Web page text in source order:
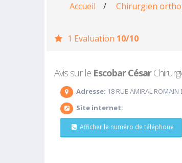
Accueil / Chirurgien
1 Evaluation 10/10
Avis sur le Escobar César
Adresse: 18 RUE AMIRAL ROMAIN
Site internet:
Afficher le numéro de téléphone